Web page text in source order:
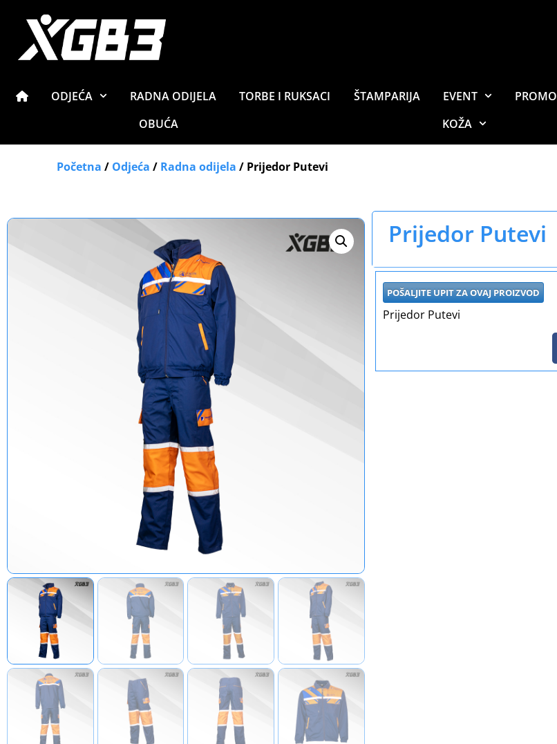
ODJEĆA RADNA ODIJELA TORBE I RUKSACI ŠTAMPARIJA EVENT PROMO
OBUĆA
KOŽA
Početna / Odjeća / Radna odijela / Prijedor Putevi
Prijedor Putevi
POŠALJITE UPIT ZA OVAJ PROIZVOD
Prijedor Putevi